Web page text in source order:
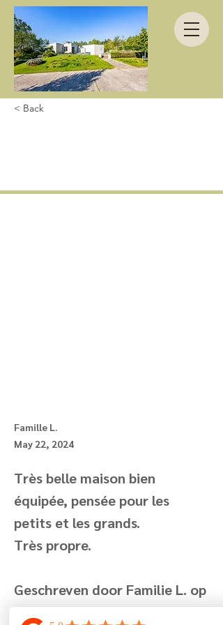
< Back
Famille L.
May 22, 2024
Très belle maison bien
équipée, pensée pour les
petits et les grands.
Très propre.
Geschreven door Familie L. op
22/05/2024 13:23